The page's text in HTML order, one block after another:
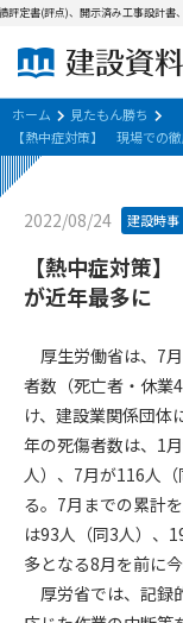
建
東
国
見
会
サ
会
書(評点)、開示済み工事設計書、
ホーム
見たもん勝ち
【熱中症対策】 現場での
2022/08/24 建設時事
【熱中症対策
が近年最多に
厚生労働省は、7
者数（死亡者・休業
け、建設業関係団体
年の死傷者数は、1
人）、7月が116人
る。7月までの累計
は93人（同3人）、
多となる8月を前に
厚労省では、記録
第1条（規約の目的
会員サービスの
2. 管理者が建設資
一部を構成する
第2条（規約の変
本規約は、会員
あります。変更
ちに全ての会員が
第4条（会員審査
会員とは、本規